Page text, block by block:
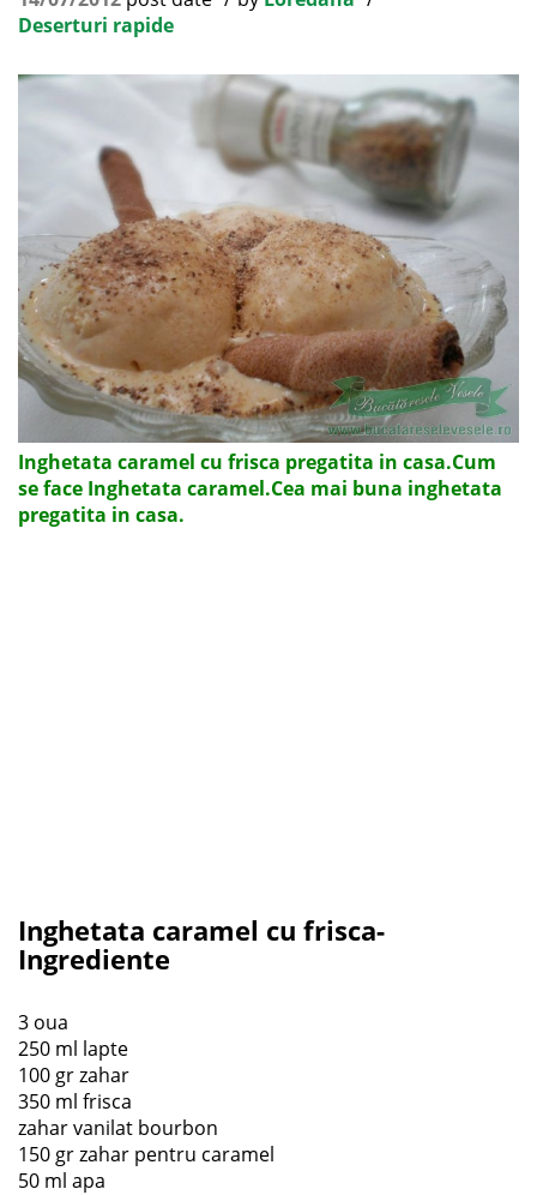
Deserturi rapide
Inghetata caramel cu frisca pregatita in casa.Cum
se face Inghetata caramel.Cea mai buna inghetata
pregatita in casa.
Inghetata caramel cu frisca-
Ingrediente
3 oua
250 ml lapte
100 gr zahar
350 ml frisca
zahar vanilat bourbon
150 gr zahar pentru caramel
50 ml apa